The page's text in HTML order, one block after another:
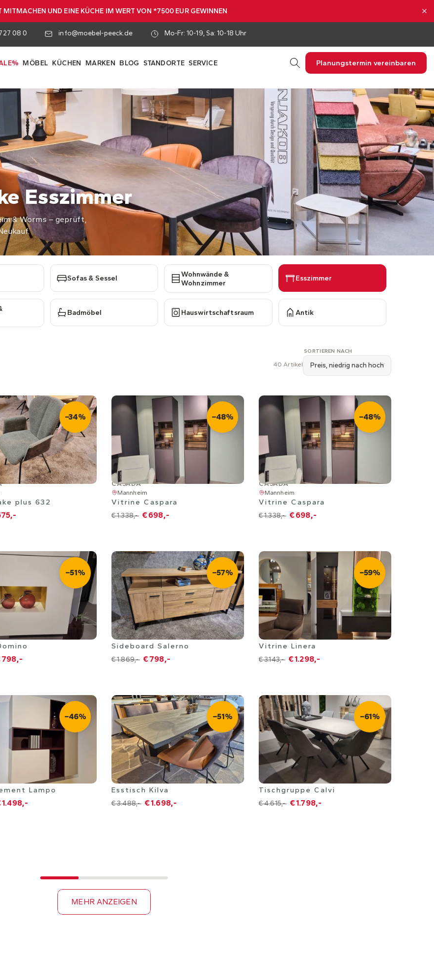
MITMACHEN UND EINE KÜCHE IM WERT VON *7500 EUR GEWINNEN
08 0 info@moebel-peeck.de Mo-Fr: 10-19, Sa: 10-18 Uhr
MÖBEL KÜCHEN MARKEN BLOG STANDORTE SERVICE Planungstermin vereinbaren
Esszimmer
& Worms – geprüft,
Sofas & Sessel
Wohnwände &
Wohnzimmer
Esszimmer
Badmöbel Hauswirtschaftsraum Antik
40 Artikel
SORTIEREN NACH
Preis, niedrig nach hoch
−34%
plus 632
−48%
CASADA
Mannheim
Vitrine Caspara
€ 1.338,- € 698,-
−48%
CASADA
Mannheim
Vitrine Caspara
€ 1.338,- € 698,-
−51%
798,-
−57%
Mannheim
Sideboard Salerno
€ 1.869,- € 798,-
−59%
Mannheim
Vitrine Linera
€ 3.143,- € 1.298,-
−46%
Lampo
1.498,-
−51%
Mannheim
Esstisch Kilva
€ 3.488,- € 1.698,-
−61%
Mannheim
Tischgruppe Calvi
€ 4.615,- € 1.798,-
MEHR ANZEIGEN